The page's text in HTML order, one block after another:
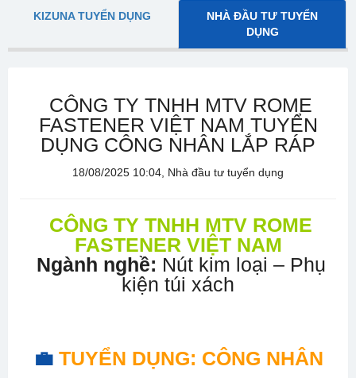
KIZUNA TUYỂN DỤNG
NHÀ ĐẦU TƯ TUYỂN
DỤNG
CÔNG TY TNHH MTV ROME
FASTENER VIỆT NAM TUYỂN
DỤNG CÔNG NHÂN LẮP RÁP
18/08/2025 10:04, Nhà đầu tư tuyển dụng
CÔNG TY TNHH MTV ROME
FASTENER VIỆT NAM
Ngành nghề: Nút kim loại – Phụ
kiện túi xách
💼TUYỂN DỤNG: CÔNG NHÂN